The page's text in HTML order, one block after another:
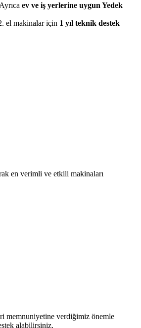
ev ve iş yerlerine uygun Yedek
el makinalar için 1 yıl teknik destek
en verimli ve etkili makinaları
memnuniyetine verdiğimiz önemle
alabilirsiniz.